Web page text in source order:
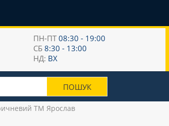
ПН-ПТ08:30 - 19:00
СБ8:30 - 13:00
НД: ВХ
ТМ Ярослав